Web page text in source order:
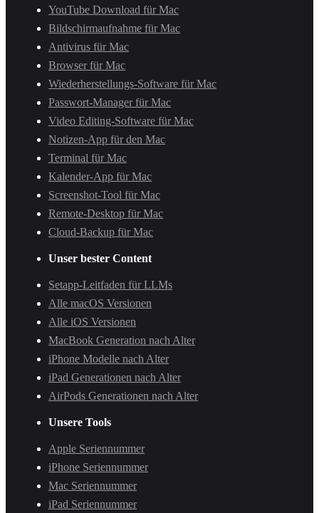
YouTube Download für Mac
Bildschirmaufnahme für Mac
Antivirus für Mac
Browser für Mac
Wiederherstellungs-Software für Mac
Passwort-Manager für Mac
Video Editing-Software für Mac
Notizen-App für den Mac
Terminal für Mac
Kalender-App für Mac
Screenshot-Tool für Mac
Remote-Desktop für Mac
Cloud-Backup für Mac
Unser bester Content
Setapp-Leitfaden für LLMs
Alle macOS Versionen
Alle iOS Versionen
MacBook Generation nach Alter
iPhone Modelle nach Alter
iPad Generationen nach Alter
AirPods Generationen nach Alter
Unsere Tools
Apple Seriennummer
iPhone Seriennummer
Mac Seriennummer
iPad Seriennummer